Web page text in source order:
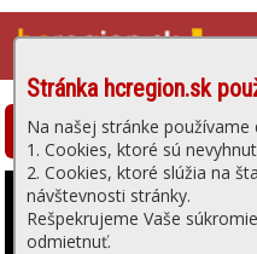
Stránka hcregion.sk
Na našej stránke
1. Cookies, ktoré sú
2. Cookies, ktoré slúžia na
návštevnosti stránky.
Rešpekrujeme Vaše
odmietnuť.
Hlohovská